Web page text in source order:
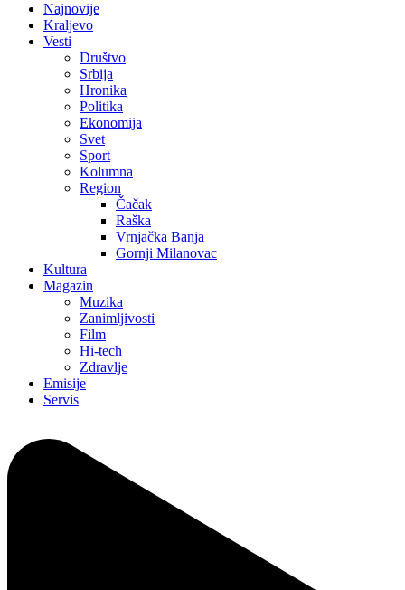
Najnovije
Kraljevo
Vesti
Društvo
Srbija
Hronika
Politika
Ekonomija
Svet
Sport
Kolumna
Region
Čačak
Raška
Vrnjačka Banja
Gornji Milanovac
Kultura
Magazin
Muzika
Zanimljivosti
Film
Hi-tech
Zdravlje
Emisije
Servis